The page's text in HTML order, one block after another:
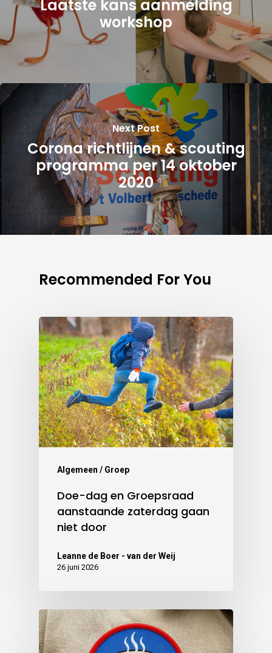
Laatste kans aanmelding
workshop
Next Post
Corona richtlijnen & scouting
programma per 14 oktober
2020
Recommended For You
Algemeen / Groep
Doe-dag en Groepsraad
aanstaande zaterdag gaan
niet door
Leanne de Boer - van der Weij
26 juni 2026